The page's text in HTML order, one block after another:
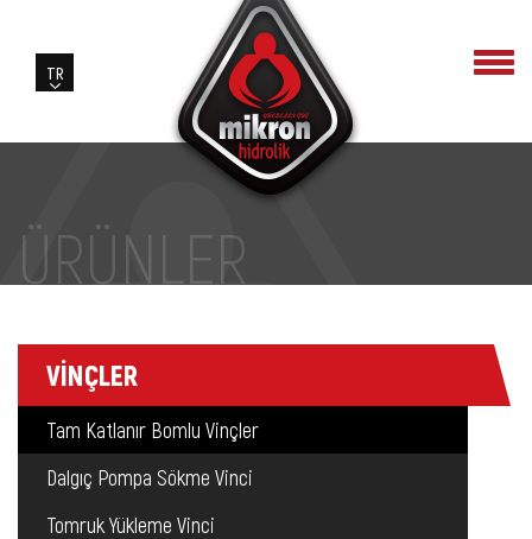
ÜRÜNLER
VİNÇLER
Tam Katlanır Bomlu Vinçler
Dalgıç Pompa Sökme Vinci
Tomruk Yükleme Vinci